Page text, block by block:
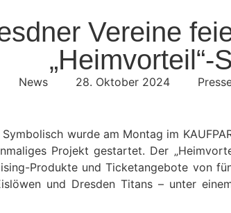
Vereine
„Heimvorteil“-
News 28. Oktober 2024
wurde am Montag im
Projekt gestartet. Der
Produkte und Ticketangebote von
und Dresden Titans – unter